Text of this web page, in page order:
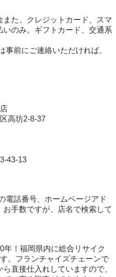
た、クレジットカード、スマ
のみ。ギフトカード、交通系
前にご連絡いただければ、
高坊2-8-37
43-13
電話番号、ホームページアド
手数ですが、店名で検索して
年！福岡県内に総合リサイク
。フランチャイズチェーンで
直接仕入れしていますので、